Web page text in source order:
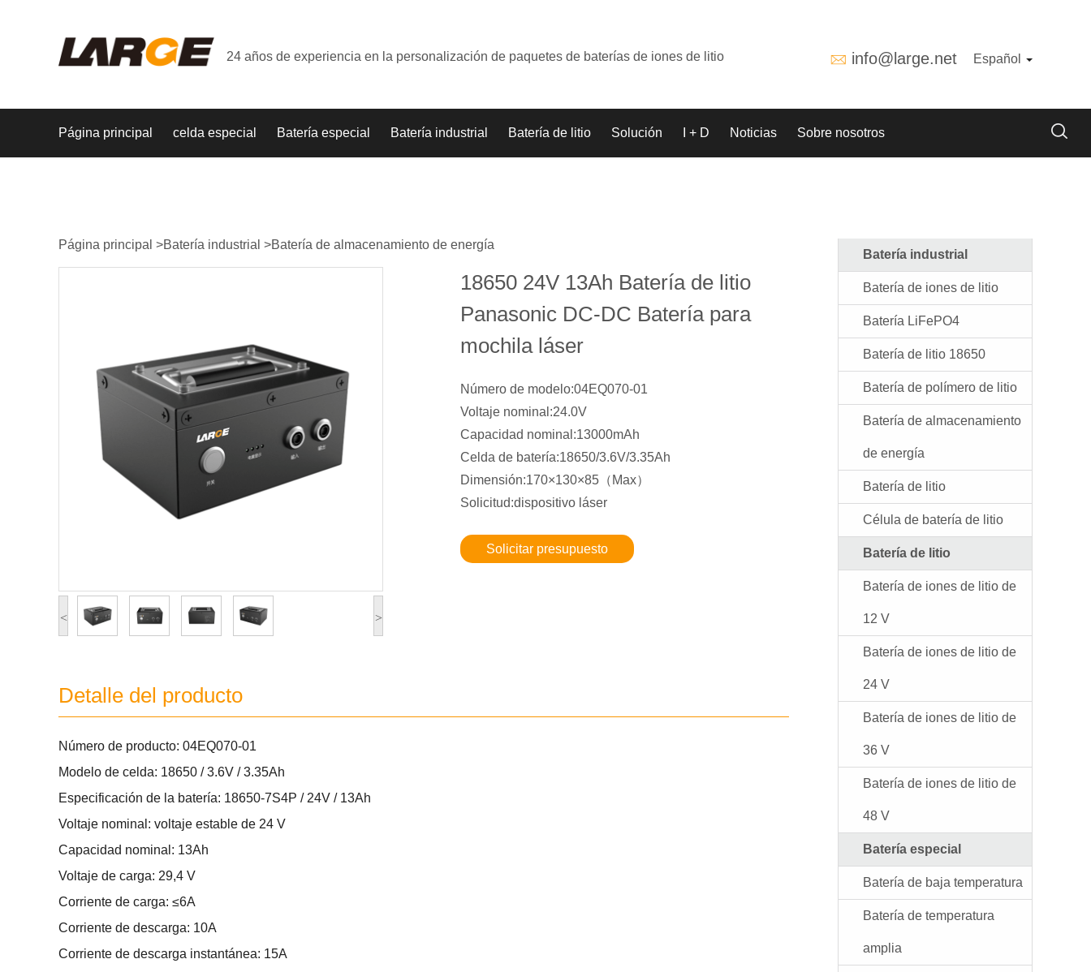
24 años de experiencia en la personalización de paquetes de baterías de iones de litio info@large.net Español
Página principal celda especial Batería especial Batería industrial Batería de litio Solución I + D Noticias Sobre nosotros
Página principal >Batería industrial >Batería de almacenamiento de energía
18650 24V 13Ah Batería de litio
Panasonic DC-DC Batería para
mochila láser
Número de modelo:04EQ070-01
Voltaje nominal:24.0V
Capacidad nominal:13000mAh
Celda de batería:18650/3.6V/3.35Ah
Dimensión:170×130×85（Max）
Solicitud:dispositivo láser
Solicitar presupuesto
< >
Detalle del producto
Número de producto: 04EQ070-01
Modelo de celda: 18650 / 3.6V / 3.35Ah
Especificación de la batería: 18650-7S4P / 24V / 13Ah
Voltaje nominal: voltaje estable de 24 V
Capacidad nominal: 13Ah
Voltaje de carga: 29,4 V
Corriente de carga: ≤6A
Corriente de descarga: 10A
Corriente de descarga instantánea: 15A
Batería industrial
Batería de iones de litio
Batería LiFePO4
Batería de litio 18650
Batería de polímero de litio
Batería de almacenamiento
de energía
Batería de litio
Célula de batería de litio
Batería de litio
Batería de iones de litio de
12 V
Batería de iones de litio de
24 V
Batería de iones de litio de
36 V
Batería de iones de litio de
48 V
Batería especial
Batería de baja temperatura
Batería de temperatura
amplia